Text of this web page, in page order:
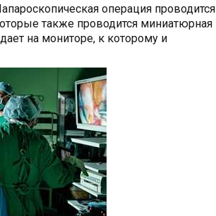
операция проводится
также проводится миниатюрная
на мониторе, к которому и